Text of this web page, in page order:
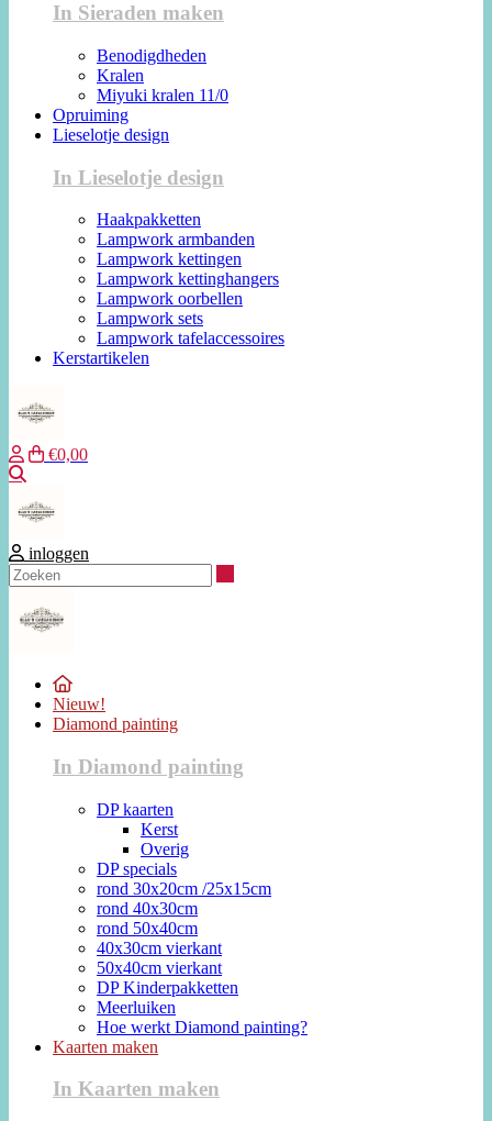
In Sieraden maken
Benodigdheden
Kralen
Miyuki kralen 11/0
Opruiming
Lieselotje design
In Lieselotje design
Haakpakketten
Lampwork armbanden
Lampwork kettingen
Lampwork kettinghangers
Lampwork oorbellen
Lampwork sets
Lampwork tafelaccessoires
Kerstartikelen
€0,00
inloggen
Nieuw!
Diamond painting
In Diamond painting
DP kaarten
Kerst
Overig
DP specials
rond 30x20cm /25x15cm
rond 40x30cm
rond 50x40cm
40x30cm vierkant
50x40cm vierkant
DP Kinderpakketten
Meerluiken
Hoe werkt Diamond painting?
Kaarten maken
In Kaarten maken